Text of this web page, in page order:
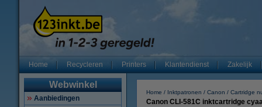
Home Recycleren Printers Klantendienst Zakelijk
Webwinkel
Aanbiedingen
Home Inktpatronen Canon Cartridge
Canon CLI-581C inktcartridge